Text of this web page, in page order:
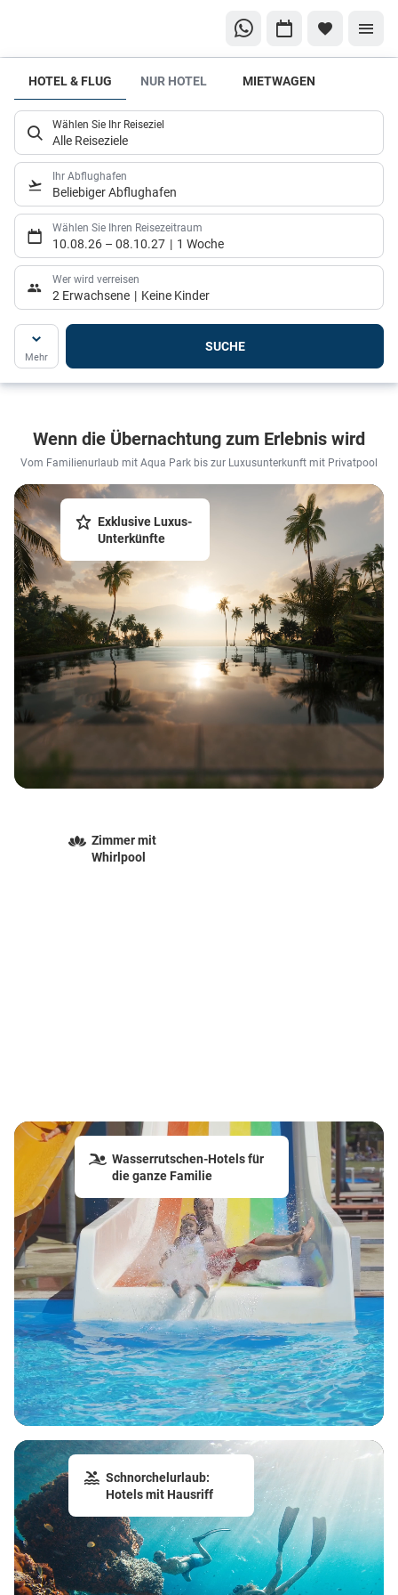
Welche
Unterkunft
ist die
richtige
Wahl?
Hier
kommen
unsere
Hoteltipps
HOTEL & FLUG NUR HOTEL MIETWAGEN
Wählen Sie Ihr Reiseziel
Alle Reiseziele
Ihr Abflughafen
Beliebiger Abflughafen
Wählen Sie Ihren Reisezeitraum
10.08.26 – 08.10.27 1 Woche
Wer wird verreisen
2 Erwachsene Keine Kinder
Mehr
SUCHE
Wenn die Übernachtung zum Erlebnis wird
Vom Familienurlaub mit Aqua Park bis zur Luxusunterkunft mit Privatpool
Exklusive Luxus-
Unterkünfte
Zimmer mit
Whirlpool
Wasserrutschen-Hotels für
die ganze Familie
Schnorchelurlaub:
Hotels mit Hausriff